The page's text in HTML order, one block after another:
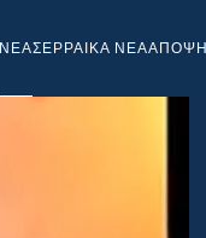
NEAΣΕΡΡΑΙΚΑ ΝΕΑΑΠΟΨΗ